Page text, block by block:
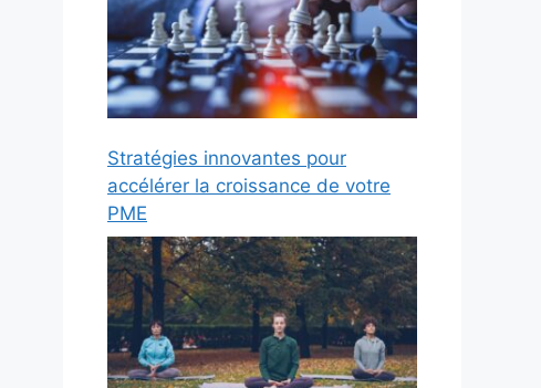
Stratégies innovantes pour
accélérer la croissance de votre
PME